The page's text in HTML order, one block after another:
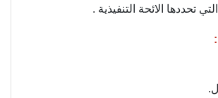
تحددها الائحة التنفيذية .